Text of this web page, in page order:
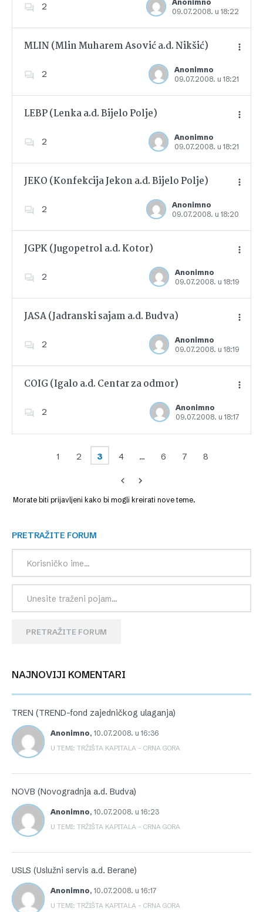
2
Anonimno
09.07.2008. u 18:22
MLIN (Mlin Muharem Asović a.d. Nikšić)
2
Anonimno
09.07.2008. u 18:21
Dodajte u favorite
LEBP (Lenka a.d. Bijelo Polje)
2
Anonimno
09.07.2008. u 18:21
Dodajte u favorite
JEKO (Konfekcija Jekon a.d. Bijelo Polje)
2
Anonimno
09.07.2008. u 18:20
Dodajte u favorite
JGPK (Jugopetrol a.d. Kotor)
2
Anonimno
09.07.2008. u 18:19
Dodajte u favorite
JASA (Jadranski sajam a.d. Budva)
2
Anonimno
09.07.2008. u 18:19
Dodajte u favorite
COIG (Igalo a.d. Centar za odmor)
2
Anonimno
09.07.2008. u 18:17
Dodajte u favorite
1 2 3 4 … 6 7 8
Morate biti prijavljeni kako bi mogli kreirati nove teme.
PRETRAŽITE FORUM
PRETRAŽITE FORUM
NAJNOVIJI KOMENTARI
TREN (TREND-fond zajedničkog ulaganja)
Anonimno, 10.07.2008. u 16:36
U TEMI: TRŽIŠTA KAPITALA – CRNA GORA
NOVB (Novogradnja a.d. Budva)
Anonimno, 10.07.2008. u 16:23
U TEMI: TRŽIŠTA KAPITALA – CRNA GORA
USLS (Uslužni servis a.d. Berane)
Anonimno, 10.07.2008. u 16:17
U TEMI: TRŽIŠTA KAPITALA – CRNA GORA